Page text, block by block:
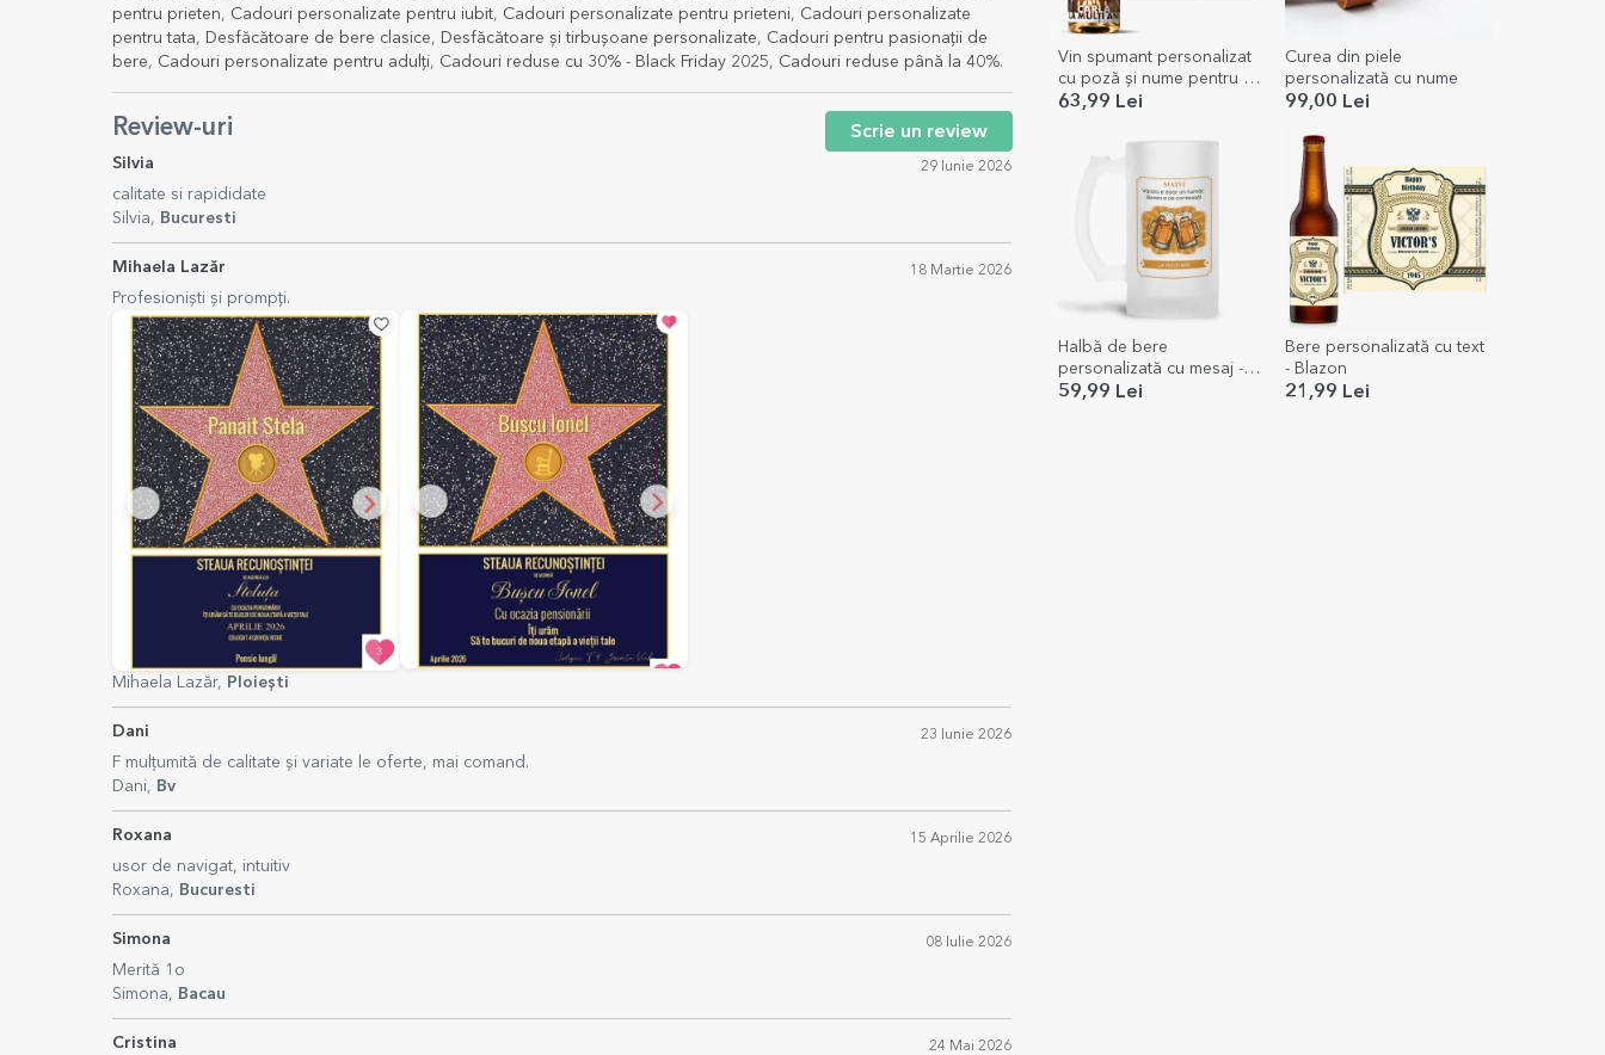
Vin spumant personalizat
cu poză și nume pentru zi
de naștere
63,99 Lei
Curea din piele
personalizată cu nume
99,00 Lei
Halbă de bere
personalizată cu mesaj -
Berea Contează!
59,99 Lei
Bere personalizată cu text
- Blazon
21,99 Lei
pentru prieten, Cadouri personalizate pentru iubit, Cadouri personalizate pentru prieteni, Cadouri personalizate
pentru tata, Desfăcătoare de bere clasice, Desfăcătoare și tirbușoane personalizate, Cadouri pentru pasionații de
bere, Cadouri personalizate pentru adulți, Cadouri reduse cu 30% - Black Friday 2025, Cadouri reduse până la 40%.
Review-uri Scrie un review
Silvia 29 Iunie 2026
calitate si rapididate
Silvia, Bucuresti
Mihaela Lazăr 18 Martie 2026
Profesioniști și prompți.
Mihaela Lazăr, Ploiești
Dani 23 Iunie 2026
F mulțumită de calitate și variate le oferte, mai comand.
Dani, Bv
Roxana 15 Aprilie 2026
usor de navigat, intuitiv
Roxana, Bucuresti
Simona 08 Iulie 2026
Merită 1o
Simona, Bacau
Cristina 24 Mai 2026